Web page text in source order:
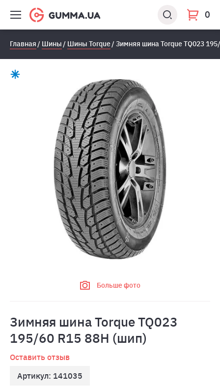
0
Главная Шины Шины Torque Зимняя шина Torque TQ023
Больше фото
Зимняя шина Torque TQ023
195/60 R15 88H (шип)
Оставить отзыв
Артикул: 141035